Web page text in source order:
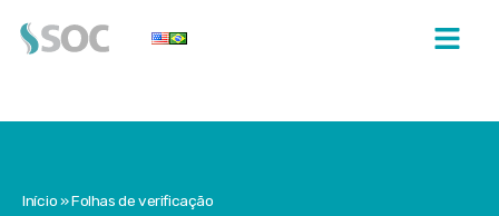
Início»Folhas de verificação